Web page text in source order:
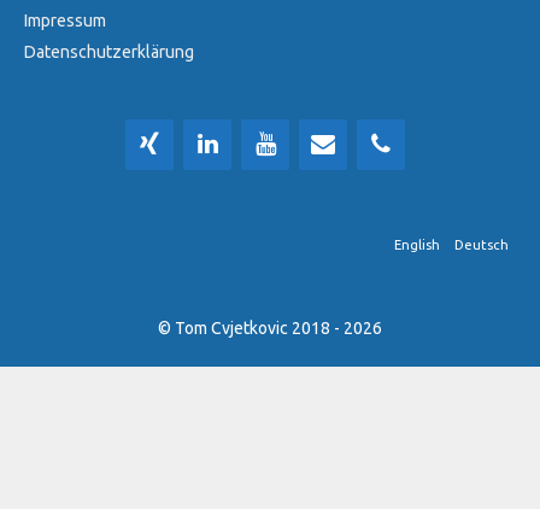
Impressum
Datenschutzerklärung
Deutsch
English
© Tom Cvjetkovic 2018 - 2026